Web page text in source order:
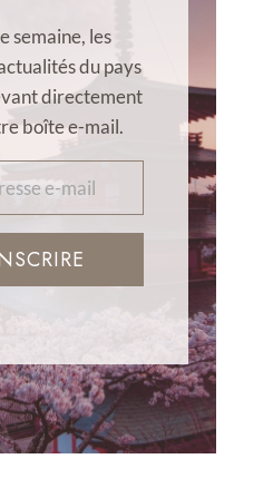
semaine, les
du pays
directement
boîte e-mail.